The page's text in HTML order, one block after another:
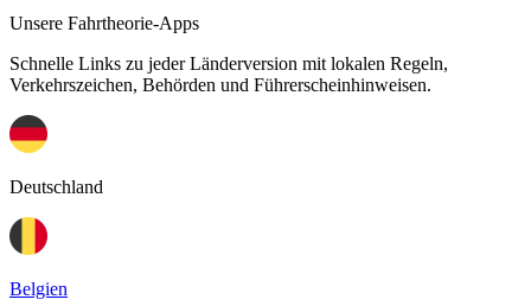
Unsere Fahrtheorie-Apps
Schnelle Links zu jeder Länderversion mit lokalen Regeln,
Verkehrszeichen, Behörden und Führerscheinhinweisen.
Deutschland
Belgien